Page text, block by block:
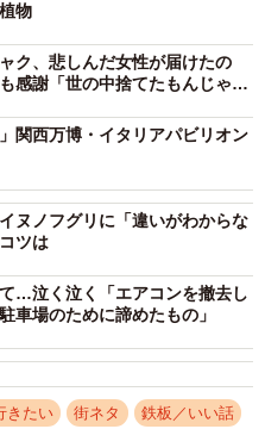
市役所の銘板の周りに移植され
ん（46）が、長男の通う
昨年11月に、保管していた
えた。園を通じて市にも提
南東にある銘板周辺に、ア
種類計約100株を移植し
が広がっており、よりにぎ
思った。今後も大事にして
物
ク、悲しんだ女性が届けたの
謝「世の中捨てたもんじゃな
関西万博・イタリアパビリオン
ヌノフグリに「違いがわからな
ツは
…泣く泣く「エアコンを撤去し
場のために諦めたもの」
きたい 街ネタ 鉄板／いい話